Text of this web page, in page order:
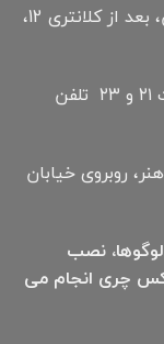
: بلوار چمران، بعد از پارک چمران، بعد از کلانتری 12،
: بلوار رحمت شرقی، بین رحمت ۲۱ و ۲۳ تلفن
روبروی خیابان
نصب
چری انجام می